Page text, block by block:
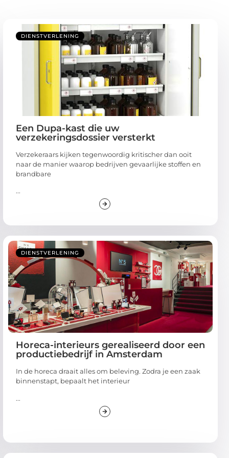
DIENSTVERLENING
Een Dupa-kast die uw
verzekeringsdossier versterkt
Verzekeraars kijken tegenwoordig kritischer dan ooit
naar de manier waarop bedrijven gevaarlijke stoffen en
brandbare
...
DIENSTVERLENING
Horeca-interieurs gerealiseerd door een
productiebedrijf in Amsterdam
In de horeca draait alles om beleving. Zodra je een zaak
binnenstapt, bepaalt het interieur
...